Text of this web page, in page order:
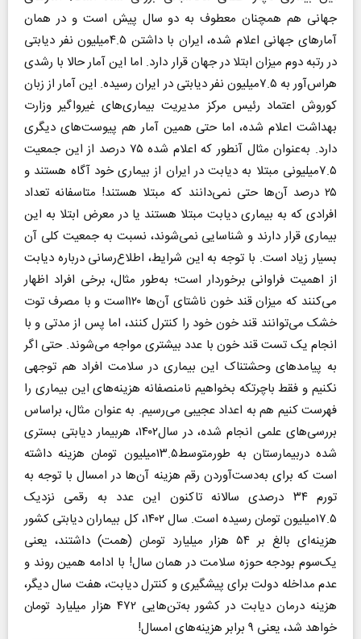
جهانی هم همچنان معطوف به دو سال پیش است و در همان
آمار‌های جهانی اعلام شده، ایران با داشتن ۴.۵میلیون نفر دیابتی
در رتبه دوم میزان ابتلا در جهان قرار دارد. اما این آمار حالا با رشدی
هراس‌آور به ۷.۵میلیون نفر دیابتی در ایران رسیده. این آمار از زبان
کوروش اعتماد رئیس مرکز مدیریت بیماری‌های غیرواگیر وزارت
بهداشت اعلام شده، اما حتی همین آمار هم پیوست‌های دیگری
دارد. به‌عنوان مثال آنطور که اعلام شده ۷۵ درصد از این جمعیت
۷.۵میلیونی مبتلا به دیابت در ایران از بیماری خود آگاه هستند و
۲۵ درصد آن‌ها حتی نمی‌دانند که مبتلا هستند! متاسفانه تعداد
افرادی که به بیماری دیابت مبتلا هستند یا در معرض ابتلا به این
بیماری قرار دارند و شناسایی نمی‌شوند، نسبت به جمعیت کلی آن
بسیار زیاد است. با توجه به این شرایط، اطلاع‌رسانی درباره دیابت
از اهمیت فراوانی برخوردار است؛ به‌طور مثال، برخی افراد اظهار
می‌کنند که میزان قند خون ناشتای آن‌ها ۱۲۰است و با مصرف توت
خشک می‌توانند قند خون خود را کنترل کنند، اما پس از مدتی و با
انجام یک تست قند خون با عدد بیشتری مواجه می‌شوند. حتی اگر
به پیامد‌های وحشتناک این بیماری در سلامت افراد هم توجهی
نکنیم و فقط باچرتکه بخواهیم نامنصفانه هزینه‌های این بیماری را
فهرست کنیم هم به اعداد عجیبی می‌رسیم. به عنوان مثال، براساس
بررسی‌های علمی انجام شده، در سال۱۴۰۲، هربیمار دیابتی بستری
شده دربیمارستان به طورمتوسط۱۳.۵میلیون تومان هزینه داشته
است که برای به‌دست‌آوردن رقم هزینه آن‌ها در امسال با توجه به
تورم ۳۴ درصدی سالانه تاکنون این عدد به رقمی نزدیک
۱۷.۵میلیون تومان رسیده است. سال ۱۴۰۲، کل بیماران دیابتی کشور
هزینه‌ای بالغ بر ۵۴ هزار میلیارد تومان (همت) داشتند، یعنی
یک‌سوم بودجه حوزه سلامت در همان سال! با ادامه همین روند و
عدم مداخله دولت برای پیشگیری و کنترل دیابت، هفت سال دیگر،
هزینه درمان دیابت در کشور به‌تن‌هایی ۴۷۲ هزار میلیارد تومان
خواهد شد، یعنی ۹ برابر هزینه‌های امسال!